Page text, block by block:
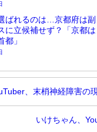
ばれるのは…京都府は副
に立候補せず？「京都は
都」
、末梢神経障害の
いけちゃん、